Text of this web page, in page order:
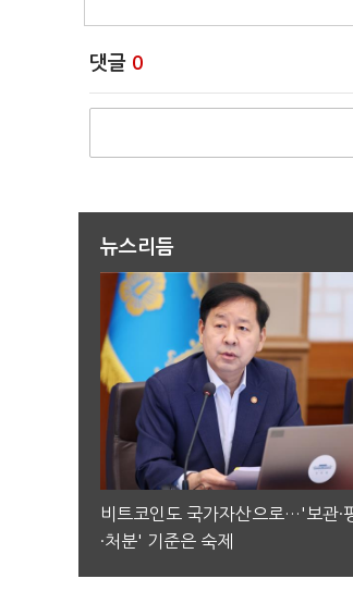
댓글 0
뉴스리듬
비트코인도 국가자산으로…'보관·
·처분' 기준은 숙제